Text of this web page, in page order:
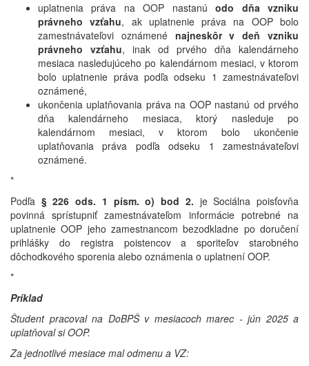
uplatnenia práva na OOP nastanúodo dňa vzniku
právneho vzťahu, ak uplatnenie práva na OOP bolo
zamestnávateľovi oznámené najneskôr v deň vzniku
právneho vzťahu, inak od prvého dňa kalendárneho
mesiaca nasledujúceho po kalendárnom mesiaci, v ktorom
bolo uplatnenie práva podľa odseku 1 zamestnávateľovi
oznámené,
ukončenia uplatňovania práva na OOP nastanú od prvého
dňa kalendárneho mesiaca, ktorý nasleduje po
kalendárnom mesiaci, v ktorom bolo ukončenie
uplatňovania práva podľa odseku 1 zamestnávateľovi
oznámené.
*
Podľa § 226 ods. 1 písm. o) bod 2. je Sociálna poisťovňa
povinná sprístupniť zamestnávateľom informácie potrebné na
uplatnenie OOP jeho zamestnancom bezodkladne po doručení
prihlášky do registra poistencov a sporiteľov starobného
dôchodkového sporenia alebo oznámenia o uplatnení OOP.
*
Príklad
Študent pracoval na DoBPŠ v mesiacoch marec - jún 2025 a
uplatňoval si OOP.
Za jednotlivé mesiace mal odmenu a VZ: